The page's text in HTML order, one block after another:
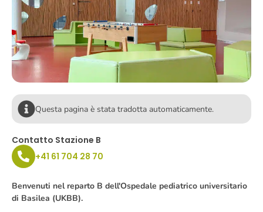
Questa pagina è stata tradotta automaticamente.
Contatto Stazione B
+41 61 704 28 70
Benvenuti nel reparto B dell'Ospedale pediatrico universitario
di Basilea (UKBB).